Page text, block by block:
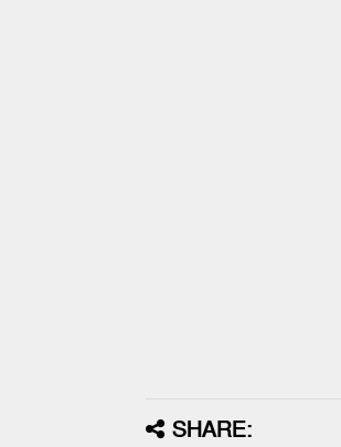
SHARE: